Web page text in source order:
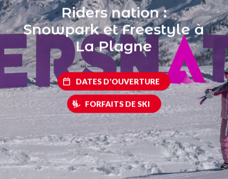
Riders nation :
Snowpark et Freestyle à
La Plagne
DATES D'OUVERTURE
FORFAITS DE SKI